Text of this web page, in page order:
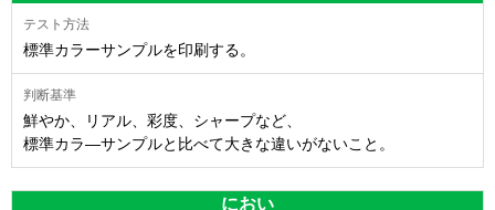
標準カラーサンプルを印刷する。
鮮やか、リアル、彩度、シャープなど、
標準カラ―サンプルと比べて大きな違いがないこと。
におい